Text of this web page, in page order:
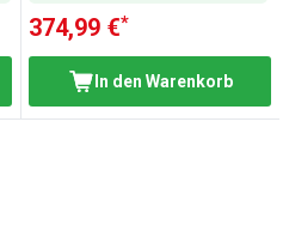
374,99 €*
In den Warenkorb